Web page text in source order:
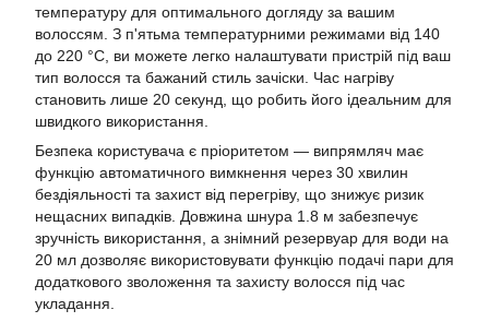
температуру для оптимального догляду за вашим
волоссям. З п'ятьма температурними режимами від 140
до 220 °C, ви можете легко налаштувати пристрій під ваш
тип волосся та бажаний стиль зачіски. Час нагріву
становить лише 20 секунд, що робить його ідеальним для
швидкого використання.
Безпека користувача є пріоритетом — випрямляч має
функцію автоматичного вимкнення через 30 хвилин
бездіяльності та захист від перегріву, що знижує ризик
нещасних випадків. Довжина шнура 1.8 м забезпечує
зручність використання, а знімний резервуар для води на
20 мл дозволяє використовувати функцію подачі пари для
додаткового зволоження та захисту волосся під час
укладання.